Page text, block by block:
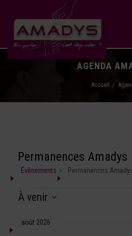
AGENDA
Accueil
Permanences Amadys
Évènements Permanences
À venir
UNE
août 2026